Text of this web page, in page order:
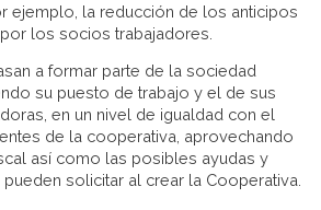
ejemplo, la reducción de los anticipos
los socios trabajadores.
a formar parte de la sociedad
su puesto de trabajo y el de sus
en un nivel de igualdad con el
de la cooperativa, aprovechando
así como las posibles ayudas y
solicitar al crear la Cooperativa.